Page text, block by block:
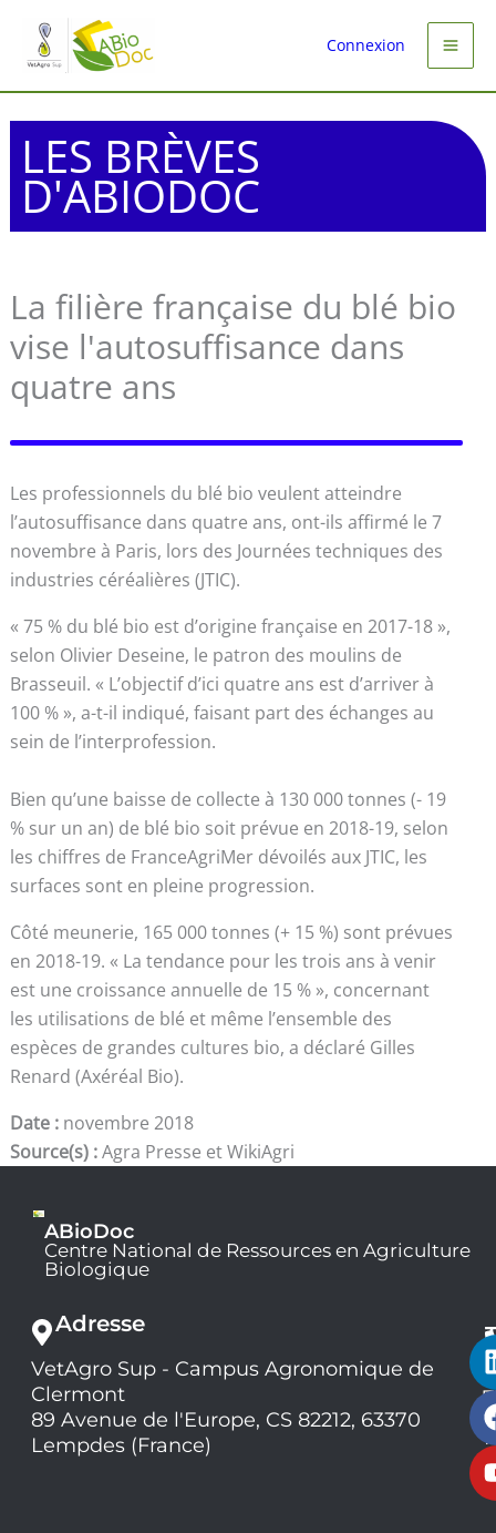
contenu
Connexion
LES BRÈVES
D'ABIODOC
La filière française du blé bio
vise l'autosuffisance dans
quatre ans
Les professionnels du blé bio veulent atteindre
l’autosuffisance dans quatre ans, ont-ils affirmé le 7
novembre à Paris, lors des Journées techniques des
industries céréalières (JTIC).
« 75 % du blé bio est d’origine française en 2017-18 »,
selon Olivier Deseine, le patron des moulins de
Brasseuil. « L’objectif d’ici quatre ans est d’arriver à
100 % », a-t-il indiqué, faisant part des échanges au
sein de l’interprofession.
Bien qu’une baisse de collecte à 130 000 tonnes (- 19
% sur un an) de blé bio soit prévue en 2018-19, selon
les chiffres de FranceAgriMer dévoilés aux JTIC, les
surfaces sont en pleine progression.
Côté meunerie, 165 000 tonnes (+ 15 %) sont prévues
en 2018-19. « La tendance pour les trois ans à venir
est une croissance annuelle de 15 % », concernant
les utilisations de blé et même l’ensemble des
espèces de grandes cultures bio, a déclaré Gilles
Renard (Axéréal Bio).
Date : novembre 2018
Source(s) :Agra Presse et WikiAgri
ABioDoc
Centre National de Ressources en Agriculture
Biologique
Adresse
VetAgro Sup - Campus Agronomique de
Clermont
89 Avenue de l'Europe, CS 82212, 63370
Lempdes (France)